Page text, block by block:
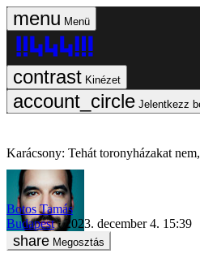
Menü
Kinézet
Jelentkezz
Karácsony: Tehát toronyházakat
Botos Tamás
Budapest
2023. december 4. 15:39
Megosztás